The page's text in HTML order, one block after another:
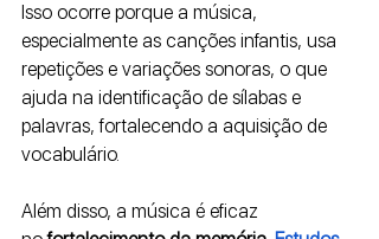
Isso ocorre porque a música,
especialmente as canções infantis, usa
repetições e variações sonoras, o que
ajuda na identificação de sílabas e
palavras, fortalecendo a aquisição de
vocabulário.
Além disso, a música é eficaz